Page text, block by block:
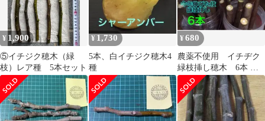
¥ 1,900
⑤イチジク穂木（緑
枝）レア種 5本セット
¥ 1,730
5本、白イチジク穂木4
種
¥680
農薬不使用 イチヂク
緑枝挿し穂木 6本 送
料込み